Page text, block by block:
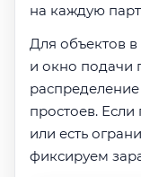
на каждую
Для объектов
и окно подачи
простоев.
или есть
фиксируем